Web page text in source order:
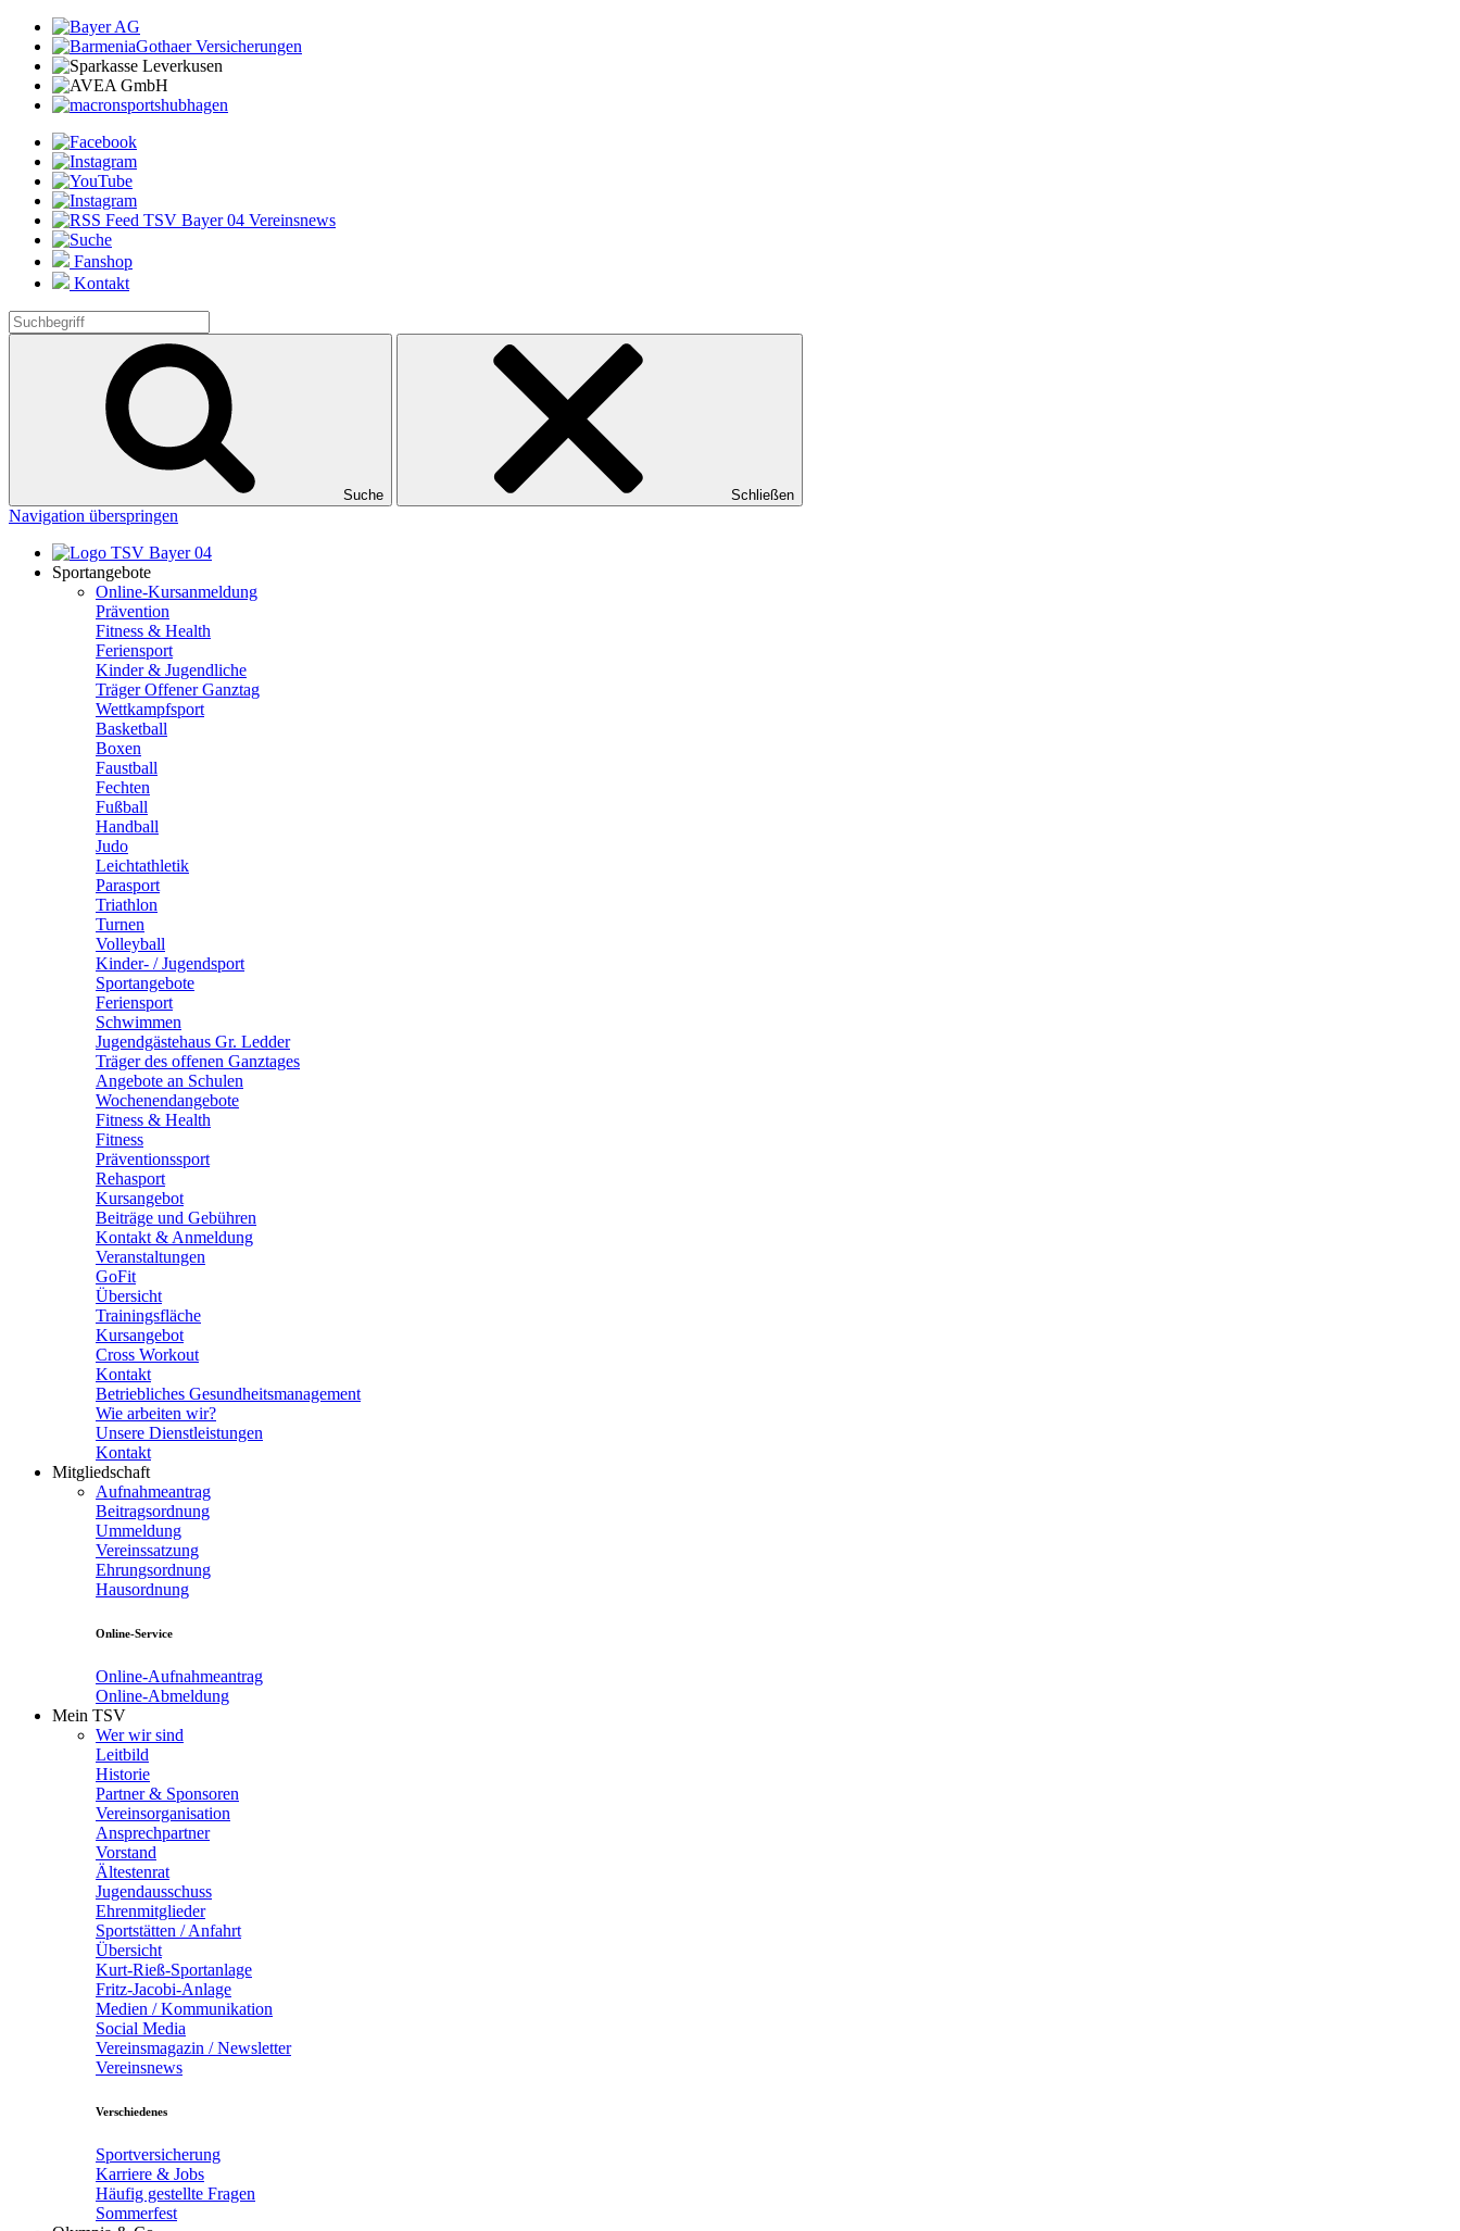
Fanshop
Kontakt
Suche Schließen
Navigation überspringen
Sportangebote
Online-Kursanmeldung
Prävention
Fitness & Health
Feriensport
Kinder & Jugendliche
Träger Offener Ganztag
Wettkampfsport
Basketball
Boxen
Faustball
Fechten
Fußball
Handball
Judo
Leichtathletik
Parasport
Triathlon
Turnen
Volleyball
Kinder- / Jugendsport
Sportangebote
Feriensport
Schwimmen
Jugendgästehaus Gr. Ledder
Träger des offenen Ganztages
Angebote an Schulen
Wochenendangebote
Fitness & Health
Fitness
Präventionssport
Rehasport
Kursangebot
Beiträge und Gebühren
Kontakt & Anmeldung
Veranstaltungen
GoFit
Übersicht
Trainingsfläche
Kursangebot
Cross Workout
Kontakt
Betriebliches Gesundheitsmanagement
Wie arbeiten wir?
Unsere Dienstleistungen
Kontakt
Mitgliedschaft
Aufnahmeantrag
Beitragsordnung
Ummeldung
Vereinssatzung
Ehrungsordnung
Hausordnung
Online-Service
Online-Aufnahmeantrag
Online-Abmeldung
Mein TSV
Wer wir sind
Leitbild
Historie
Partner & Sponsoren
Vereinsorganisation
Ansprechpartner
Vorstand
Ältestenrat
Jugendausschuss
Ehrenmitglieder
Sportstätten / Anfahrt
Übersicht
Kurt-Rieß-Sportanlage
Fritz-Jacobi-Anlage
Medien / Kommunikation
Social Media
Vereinsmagazin / Newsletter
Vereinsnews
Verschiedenes
Sportversicherung
Karriere & Jobs
Häufig gestellte Fragen
Sommerfest